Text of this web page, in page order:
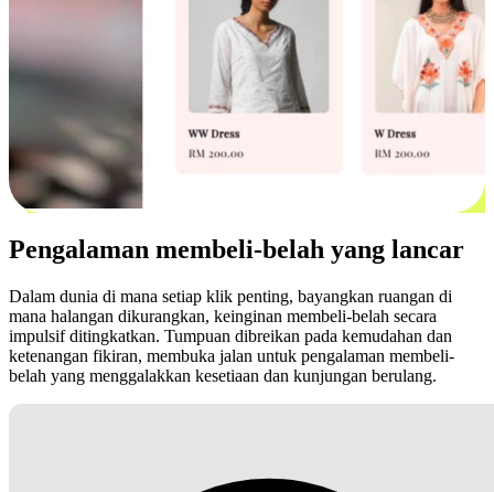
Pengalaman membeli-belah yang lancar
Dalam dunia di mana setiap klik penting, bayangkan ruangan di
mana halangan dikurangkan, keinginan membeli-belah secara
impulsif ditingkatkan. Tumpuan dibreikan pada kemudahan dan
ketenangan fikiran, membuka jalan untuk pengalaman membeli-
belah yang menggalakkan kesetiaan dan kunjungan berulang.